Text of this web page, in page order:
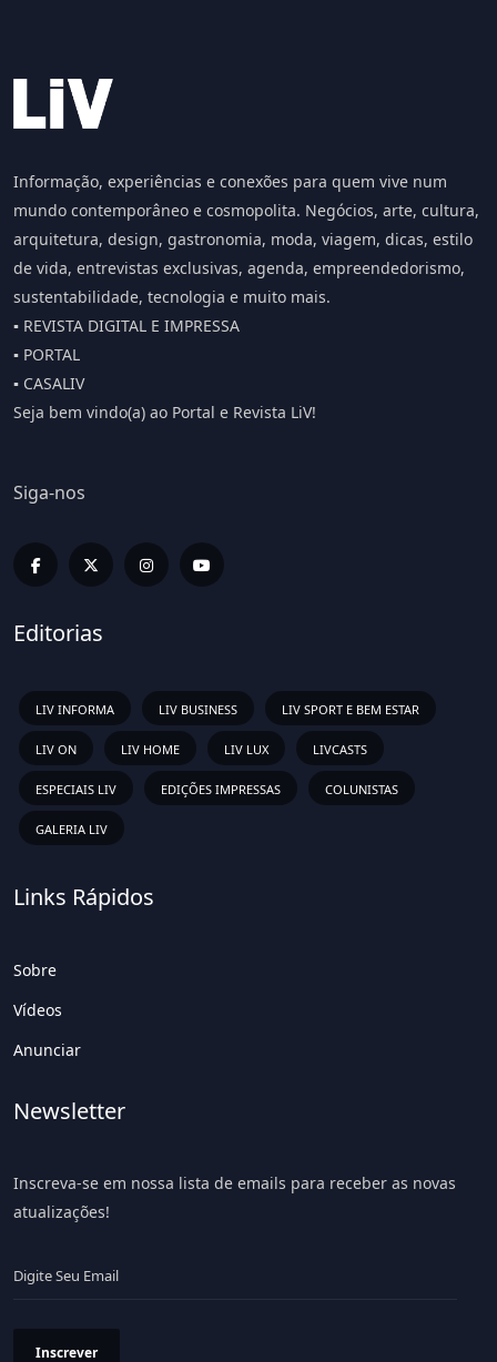
Informação, experiências e conexões para quem vive num
mundo contemporâneo e cosmopolita. Negócios, arte, cultura,
arquitetura, design, gastronomia, moda, viagem, dicas, estilo
de vida, entrevistas exclusivas, agenda, empreendedorismo,
sustentabilidade, tecnologia e muito mais.
▪️ REVISTA DIGITAL E IMPRESSA
▪️ PORTAL
▪️ CASALIV
Seja bem vindo(a) ao Portal e Revista LiV!
Siga-nos
Editorias
LIV INFORMA LIV BUSINESS LIV SPORT E BEM ESTAR
LIV ON LIV HOME LIV LUX LIVCASTS
ESPECIAIS LIV EDIÇÕES IMPRESSAS COLUNISTAS
GALERIA LIV
Links Rápidos
Sobre
Vídeos
Anunciar
Newsletter
Inscreva-se em nossa lista de emails para receber as novas
atualizações!
Inscrever